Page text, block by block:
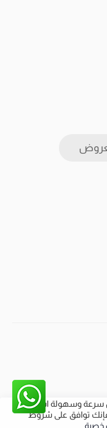
سرعة وسهولة استخدام
فإنك توافق على شروط